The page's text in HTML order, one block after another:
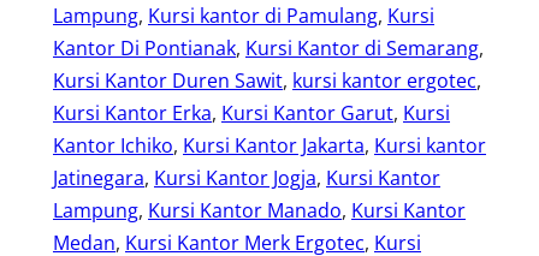
Lampung, Kursi kantor di Pamulang, Kursi
Kantor Di Pontianak, Kursi Kantor di Semarang
Kursi Kantor Duren Sawit, kursi kantor ergotec
Kursi Kantor Erka, Kursi Kantor Garut, Kursi
Kantor Ichiko, Kursi Kantor Jakarta, Kursi kantor
Jatinegara, Kursi Kantor Jogja, Kursi Kantor
Lampung, Kursi Kantor Manado, Kursi Kantor
Medan, Kursi Kantor Merk Ergotec, Kursi